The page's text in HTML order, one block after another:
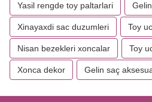
Yasil rengde toy paltarlari
Xinayaxdi sac duzumleri Toy
Nisan bezekleri xoncalar Toy
Xonca dekor Gelin saç